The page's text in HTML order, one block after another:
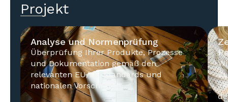
Projekt
Analyse und Normenprüfung
Überprüfung Ihrer Produkte, Prozesse
und Dokumentation gemäß den
relevanten EU/DE-Standards und
nationalen Vorschriften.